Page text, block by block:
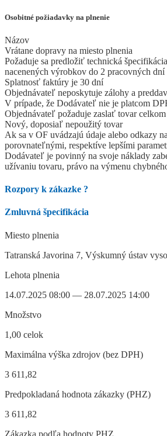
Osobitné požiadavky na plnenie
Názov
Vrátane dopravy na miesto plnenia
Požaduje sa predložiť technická
nacenených výrobkov do 2 pracovných
Splatnosť faktúry je 30 dní
Objednávateľ neposkytuje zálohy a
V prípade, že Dodávateľ nie je platcom
Objednávateľ požaduje zaslať tovar
Nový, doposiaľ nepoužitý tovar
Ak sa v OF uvádzajú údaje alebo odkazy
porovnateľnými, respektíve lepšími
Dodávateľ je povinný na svoje náklady
užívaniu tovaru, právo na výmenu
Rozpory k zákazke ?
Zmluvná špecifikácia
Miesto plnenia
Tatranská Javorina 7, Výskumný ústav
Lehota plnenia
14.07.2025 08:00 — 28.07.2025 14:00
Množstvo
1,00 celok
Maximálna výška zdrojov (bez DPH)
3 611,82
Predpokladaná hodnota zákazky (PHZ)
3 611,82
Zákazka podľa hodnoty PHZ